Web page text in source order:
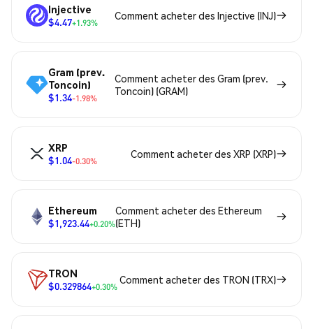
Injective
$4.47+1.93%
Comment acheter des Injective (INJ)
Gram (prev.
Toncoin)
$1.34-1.98%
Comment acheter des Gram (prev.
Toncoin) (GRAM)
XRP
$1.04-0.30%
Comment acheter des XRP (XRP)
Ethereum
$1,923.44+0.20%
Comment acheter des Ethereum
(ETH)
TRON
$0.329864+0.30%
Comment acheter des TRON (TRX)